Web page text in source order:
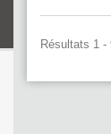
Résultats 1 -